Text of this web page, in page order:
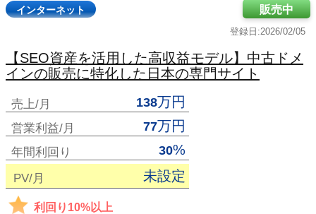
インターネット
登録日:2026/02/05
販売中
【SEO資産を活用した高収益モデル】中古ドメ
インの販売に特化した日本の専門サイト
売上/月 138万円
営業利益/月 77万円
年間利回り 30%
PV/月 未設定
利回り10%以上